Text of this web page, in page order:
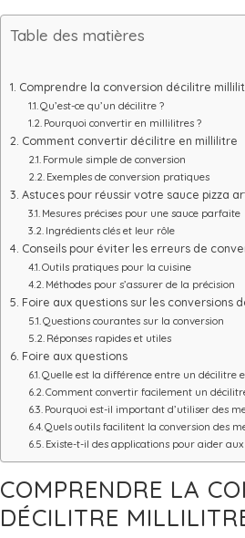
Table des matières
Comprendre la conversion décilitre
Qu’est-ce qu’un décilitre ?
Pourquoi convertir en millilitres ?
Comment convertir décilitre en millilitre
Formule simple de conversion
Exemples de conversion pratiques
Astuces pour réussir votre sauce pizza
Mesures précises pour une sauce parfaite
Ingrédients clés et leur rôle
Conseils pour éviter les erreurs de
Outils pratiques pour la cuisine
Méthodes pour s’assurer de la précision
Foire aux questions sur les conversions
Questions courantes sur la conversion
Réponses rapides et utiles
Foire aux questions
Quelle est la différence entre un décilitre
Comment convertir facilement un
Pourquoi est-il important d’utiliser des
Quels outils facilitent la conversion des
Existe-t-il des applications pour aider aux
COMPRENDRE LA
DÉCILITRE